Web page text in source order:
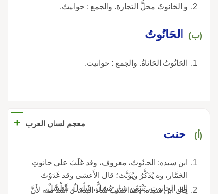
و الحَانوتُ محلُّ التجارة. والجمع : حوانيتُ.
(ب) الحَانُوتُ
الحَانُوتُ الحَاناةُ. والجمع : حوانيت.
معجم لسان العرب +
(أ) حنت
ابن سيده: الحانُوتُ، معروف، وقد غَلَبَ على حانوتِ
الخَمَّار، وه يُذَكَّرُ ويُؤَنَّث؛ قال الأَعشى وقد غَدَوْتُ
إِلى الحانوتِ، يَتْبَعُن شارٍ مُشِلٌّ، شَلُولٌ، شُلْشُلٌ،
قال ابن سيده: وهذا نَسَبٌ شاذ البتةَ، ل أَشَذَّ منه لأَنَّ